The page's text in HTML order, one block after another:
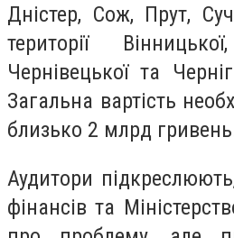
Дністер, Сож, Прут,
території
Чернівецької та
Загальна вартість
близько 2 млрд
Аудитори
фінансів та